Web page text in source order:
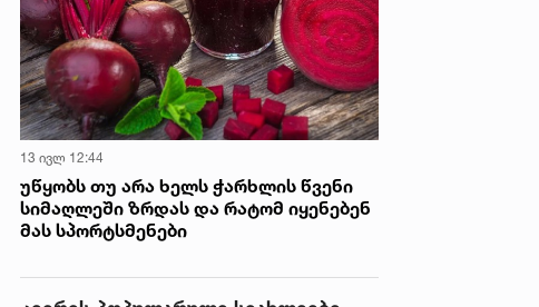
13 ივლ 12:44
უწყობს თუ არა ხელს ჭარხლის წვენი
სიმაღლეში ზრდას და რატომ იყენებენ
მას სპორტსმენები